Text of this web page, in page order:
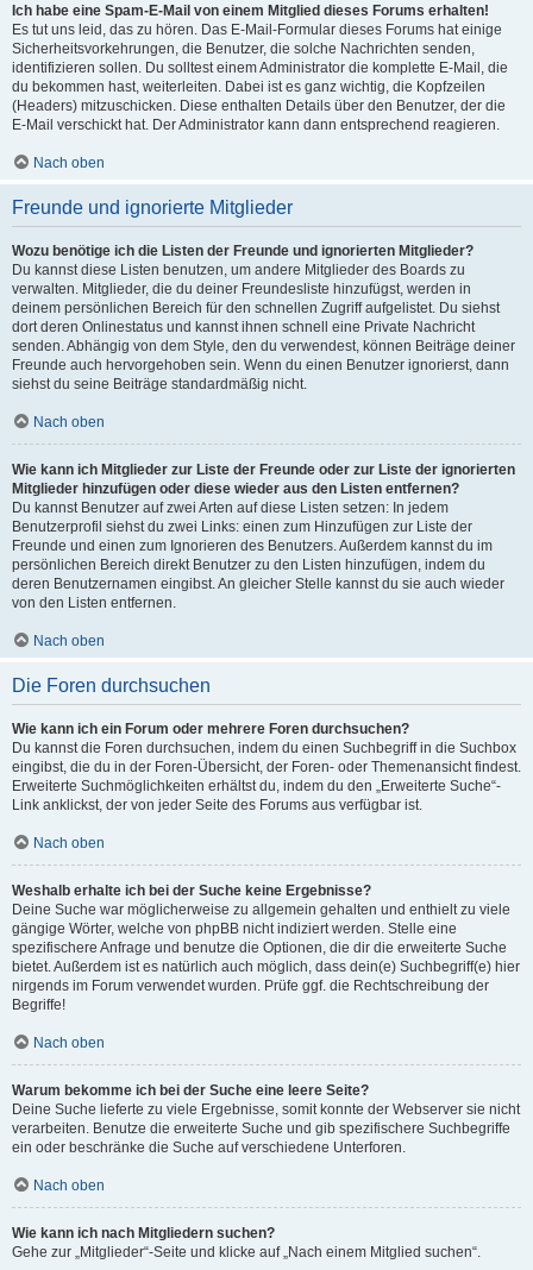
Ich habe eine Spam-E-Mail von einem Mitglied dieses Forums erhalten!
Es tut uns leid, das zu hören. Das E-Mail-Formular dieses Forums hat einige
Sicherheitsvorkehrungen, die Benutzer, die solche Nachrichten senden,
identifizieren sollen. Du solltest einem Administrator die komplette E-Mail, die
du bekommen hast, weiterleiten. Dabei ist es ganz wichtig, die Kopfzeilen
(Headers) mitzuschicken. Diese enthalten Details über den Benutzer, der die
E-Mail verschickt hat. Der Administrator kann dann entsprechend reagieren.
Nach oben
Freunde und ignorierte Mitglieder
Wozu benötige ich die Listen der Freunde und ignorierten Mitglieder?
Du kannst diese Listen benutzen, um andere Mitglieder des Boards zu
verwalten. Mitglieder, die du deiner Freundesliste hinzufügst, werden in
deinem persönlichen Bereich für den schnellen Zugriff aufgelistet. Du siehst
dort deren Onlinestatus und kannst ihnen schnell eine Private Nachricht
senden. Abhängig von dem Style, den du verwendest, können Beiträge deiner
Freunde auch hervorgehoben sein. Wenn du einen Benutzer ignorierst, dann
siehst du seine Beiträge standardmäßig nicht.
Nach oben
Wie kann ich Mitglieder zur Liste der Freunde oder zur Liste der ignorierten
Mitglieder hinzufügen oder diese wieder aus den Listen entfernen?
Du kannst Benutzer auf zwei Arten auf diese Listen setzen: In jedem
Benutzerprofil siehst du zwei Links: einen zum Hinzufügen zur Liste der
Freunde und einen zum Ignorieren des Benutzers. Außerdem kannst du im
persönlichen Bereich direkt Benutzer zu den Listen hinzufügen, indem du
deren Benutzernamen eingibst. An gleicher Stelle kannst du sie auch wieder
von den Listen entfernen.
Nach oben
Die Foren durchsuchen
Wie kann ich ein Forum oder mehrere Foren durchsuchen?
Du kannst die Foren durchsuchen, indem du einen Suchbegriff in die Suchbox
eingibst, die du in der Foren-Übersicht, der Foren- oder Themenansicht findest.
Erweiterte Suchmöglichkeiten erhältst du, indem du den „Erweiterte Suche“-
Link anklickst, der von jeder Seite des Forums aus verfügbar ist.
Nach oben
Weshalb erhalte ich bei der Suche keine Ergebnisse?
Deine Suche war möglicherweise zu allgemein gehalten und enthielt zu viele
gängige Wörter, welche von phpBB nicht indiziert werden. Stelle eine
spezifischere Anfrage und benutze die Optionen, die dir die erweiterte Suche
bietet. Außerdem ist es natürlich auch möglich, dass dein(e) Suchbegriff(e) hier
nirgends im Forum verwendet wurden. Prüfe ggf. die Rechtschreibung der
Begriffe!
Nach oben
Warum bekomme ich bei der Suche eine leere Seite?
Deine Suche lieferte zu viele Ergebnisse, somit konnte der Webserver sie nicht
verarbeiten. Benutze die erweiterte Suche und gib spezifischere Suchbegriffe
ein oder beschränke die Suche auf verschiedene Unterforen.
Nach oben
Wie kann ich nach Mitgliedern suchen?
Gehe zur „Mitglieder“-Seite und klicke auf „Nach einem Mitglied suchen“.